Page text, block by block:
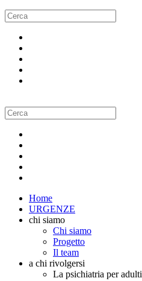
Home
URGENZE
chi siamo
Chi siamo
Progetto
Il team
a chi rivolgersi
La psichiatria per adulti